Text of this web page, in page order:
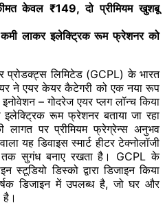
केवल ₹149, दो प्रीमियम खुशबू
लाकर इलेक्ट्रिक रूम फ्रेशनर को
प्रोडक्ट्स लिमिटेड (GCPL) के भारत
ने एयर केयर कैटेगरी को एक नया रूप
– गोदरेज एयर प्लग लॉन्च किया
रूम फ्रेशनर बताया जा रहा
लागत पर प्रीमियम फ्रेग्रेन्स अनुभव
यह डिवाइस स्मार्ट हीटर टेक्नोलॉजी
सुगंध बनाए रखता है। GCPL के
स्टूडियो डिस्को द्वारा डिजाइन किया
डिजाइन में उपलब्ध है, जो घर और